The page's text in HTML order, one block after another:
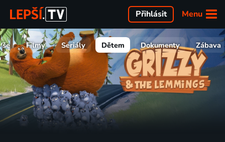
Menu
Přihlásit
Filmy Seriály Dětem Dokumenty Zábava